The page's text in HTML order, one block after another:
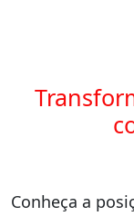
Conheça a